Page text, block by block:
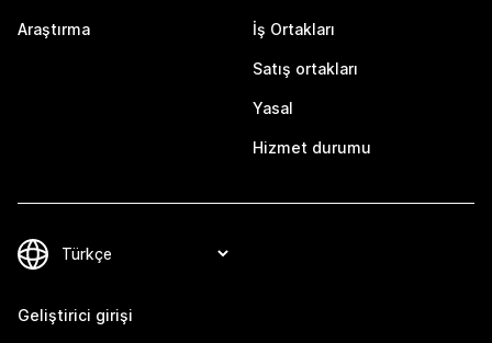
Araştırma İş Ortakları
Satış ortakları
Yasal
Hizmet durumu
Geliştirici girişi